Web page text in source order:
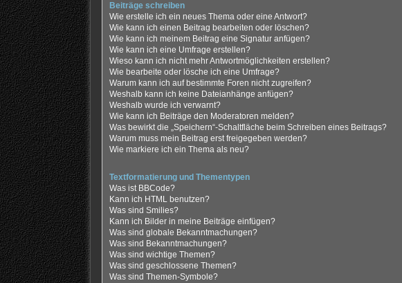
Beiträge schreiben
Wie erstelle ich ein neues Thema oder eine Antwort?
Wie kann ich einen Beitrag bearbeiten oder löschen?
Wie kann ich meinem Beitrag eine Signatur anfügen?
Wie kann ich eine Umfrage erstellen?
Wieso kann ich nicht mehr Antwortmöglichkeiten erstellen?
Wie bearbeite oder lösche ich eine Umfrage?
Warum kann ich auf bestimmte Foren nicht zugreifen?
Weshalb kann ich keine Dateianhänge anfügen?
Weshalb wurde ich verwarnt?
Wie kann ich Beiträge den Moderatoren melden?
Was bewirkt die „Speichern“-Schaltfläche beim Schreiben eines Beitrags?
Warum muss mein Beitrag erst freigegeben werden?
Wie markiere ich ein Thema als neu?
Textformatierung und Thementypen
Was ist BBCode?
Kann ich HTML benutzen?
Was sind Smilies?
Kann ich Bilder in meine Beiträge einfügen?
Was sind globale Bekanntmachungen?
Was sind Bekanntmachungen?
Was sind wichtige Themen?
Was sind geschlossene Themen?
Was sind Themen-Symbole?